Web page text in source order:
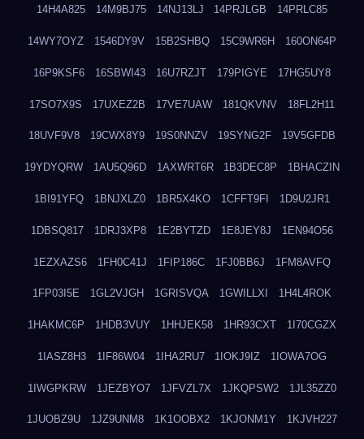
14H4A825 14M9BJ75 14NJ13LJ 14PRJLGB 14PRLC85
14WY7OYZ 1546DY9V 15B2SHBQ 15C9WR6H 160ON64P
16P9KSF6 16SBWI43 16U7RZJT 179PIGYE 17HG5UY8
17SO7X9S 17UXEZ2B 17VE7UAW 181QKVNV 18FL2H11
18UVF9V8 19CWX8Y9 19S0NNZV 19SYNG2F 19V5GFDB
19YDYQRW 1AU5Q96D 1AXWRT6R 1B3DEC8P 1BHACZIN
1BI91YFQ 1BNJXLZ0 1BR5X4KO 1CFFT9FI 1D9U2JR1
1DBSQ817 1DRJ3XP8 1E2BYTZD 1E8JEY8J 1EN94O56
1EZXAZS6 1FH0C41J 1FIP186C 1FJ0BB6J 1FM8AVFQ
1FP03I5E 1GL2VJGH 1GRISVQA 1GWILLXI 1H4L4ROK
1HAKMC6P 1HDB3VUY 1HHJEK58 1HR93CXT 1I70CGZX
1IASZ8H3 1IF86W04 1IHA2RU7 1IOKJ9IZ 1IOWA7OG
1IWGPKRW 1JEZBYO7 1JFVZL7X 1JKQPSW2 1JL35ZZ0
1JUOBZ9U 1JZ9UNM8 1K1OOBX2 1KJONM1Y 1KJVH227